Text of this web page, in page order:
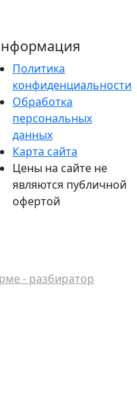
Политика
конфиденциальности
Обработка
персональных
данных
Карта сайта
Цены на сайте не
являются публичной
офертой
- разбиратор